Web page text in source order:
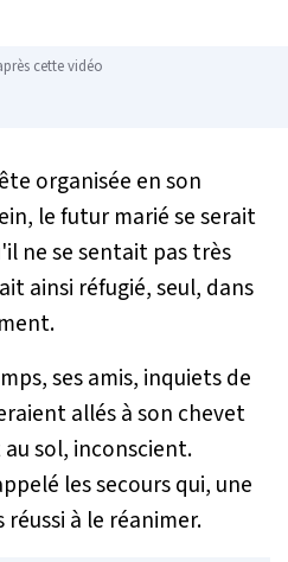
cette vidéo
organisée en son
le futur marié se serait
ne se sentait pas très
ainsi réfugié, seul, dans
ses amis, inquiets de
allés à son chevet
sol, inconscient.
les secours qui, une
à le réanimer.